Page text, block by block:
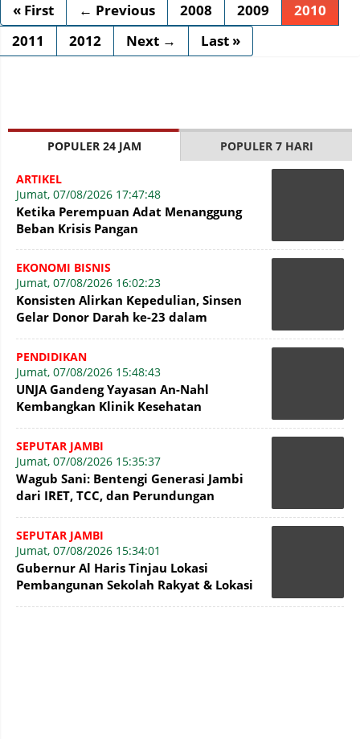
« First ← Previous 2008 2009
2010
2011
2012 Next → Last »
POPULER 24 JAM POPULER 7 HARI
ARTIKEL
Jumat, 07/08/2026 17:47:48
Ketika Perempuan Adat Menanggung
Beban Krisis Pangan
EKONOMI BISNIS
Jumat, 07/08/2026 16:02:23
Konsisten Alirkan Kepedulian, Sinsen
Gelar Donor Darah ke-23 dalam
PENDIDIKAN
Jumat, 07/08/2026 15:48:43
UNJA Gandeng Yayasan An-Nahl
Kembangkan Klinik Kesehatan
SEPUTAR JAMBI
Jumat, 07/08/2026 15:35:37
Wagub Sani: Bentengi Generasi Jambi
dari IRET, TCC, dan Perundungan
SEPUTAR JAMBI
Jumat, 07/08/2026 15:34:01
Gubernur Al Haris Tinjau Lokasi
Pembangunan Sekolah Rakyat & Lokasi